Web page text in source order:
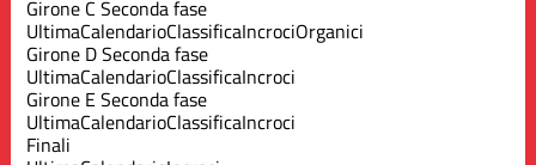
Girone C Seconda fase
UltimaCalendarioClassificaIncrociOrganici
Girone D Seconda fase
UltimaCalendarioClassificaIncroci
Girone E Seconda fase
UltimaCalendarioClassificaIncroci
Finali